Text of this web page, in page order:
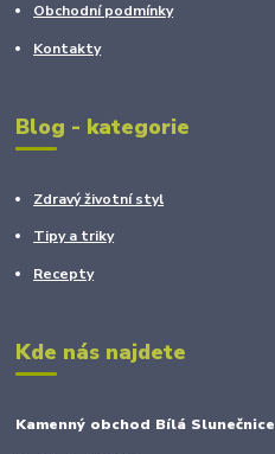
Obchodní podmínky
Kontakty
Blog - kategorie
Zdravý životní styl
Tipy a triky
Recepty
Kde nás najdete
Kamenný obchod Bílá Slunečnice